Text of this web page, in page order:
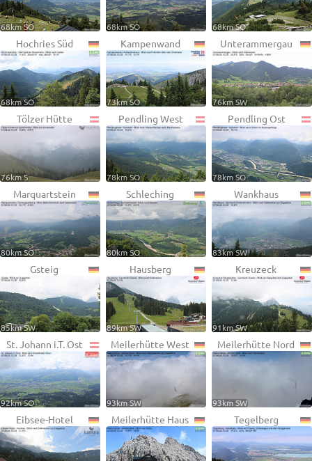
68km SO 68km SO 68km SO
Hochries Süd
68km SO
Kampenwand
73km SO
Unterammergau
76km SW
Tölzer Hütte
76km S
Pendling West
78km SO
Pendling Ost
78km SO
Marquartstein
80km SO
Schleching
80km SO
Wankhaus
83km SW
Gsteig
85km SW
Hausberg
89km SW
Kreuzeck
91km SW
St. Johann i.T. Ost
92km SO
Meilerhütte West
93km SW
Meilerhütte Nord
93km SW
Eibsee-Hotel Meilerhütte Haus Tegelberg